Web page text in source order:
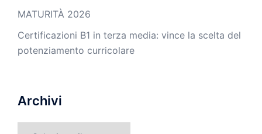
MATURITÀ 2026
Certificazioni B1 in terza media: vince la scelta del
potenziamento curricolare
Archivi